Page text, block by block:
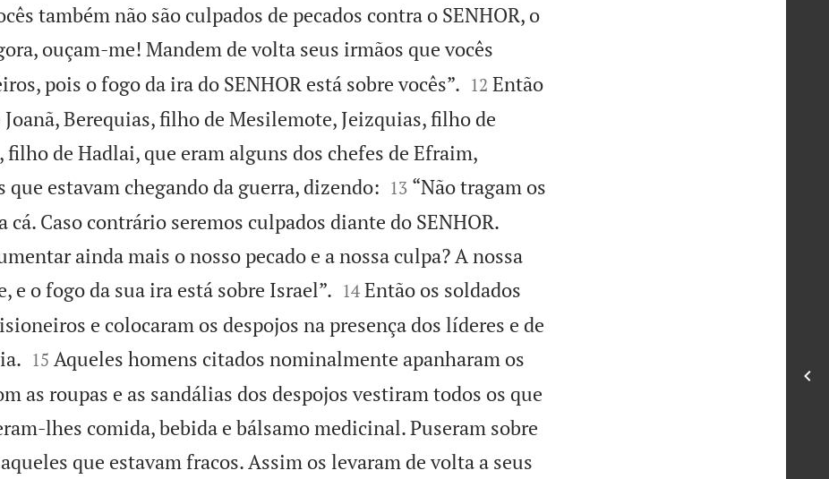
também não são culpados de pecados contra o SENHOR, o
ouçam-me! Mandem de volta seus irmãos que vocês
pois o fogo da ira do SENHOR está sobre vocês”.
12 Então
Berequias, filho de Mesilemote, Jeizquias, filho de
filho de Hadlai, que eram alguns dos chefes de Efraim,
que estavam chegando da guerra, dizendo:
13 “Não tragam os
Caso contrário seremos culpados diante do SENHOR.
ainda mais o nosso pecado e a nossa culpa? A nossa
e o fogo da sua ira está sobre Israel”.
14 Então os soldados
e colocaram os despojos na presença dos líderes e de

15 Aqueles homens citados nominalmente apanharam os
as roupas e as sandálias dos despojos vestiram todos os que
lhes comida, bebida e bálsamo medicinal. Puseram sobre
que estavam fracos. Assim os levaram de volta a seus